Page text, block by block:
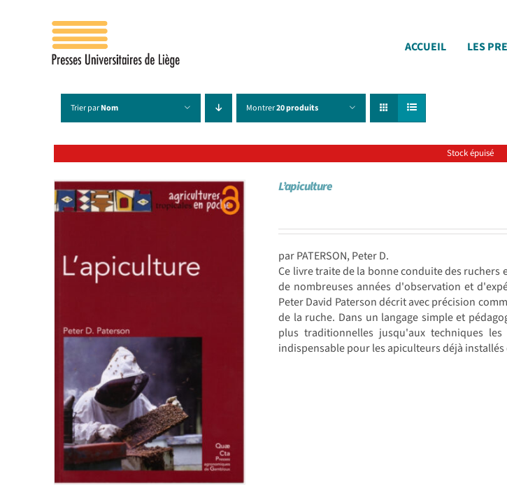
ACCUEIL LES
Trier parNom Montrer20 produits
Stock épuisé
L’apiculture
par PATERSON, Peter D.
Ce livre traite de la bonne conduite des
de nombreuses années d'observation et
Peter David Paterson décrit avec précision
de la ruche. Dans un langage simple et
plus traditionnelles jusqu'aux techniques
indispensable pour les apiculteurs déjà